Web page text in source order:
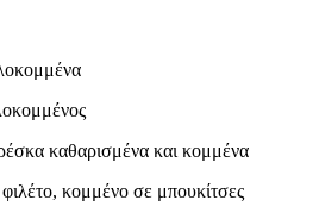
καθαρισμένα και κομμένα
κομμένο σε μπουκίτσες